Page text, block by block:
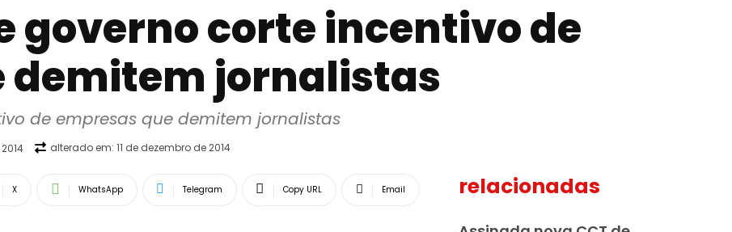
governo corte incentivo de
demitem jornalistas
de empresas que demitem jornalistas
alterado em: 11 de dezembro de 2014
X WhatsApp Telegram Copy URL Email relacionadas